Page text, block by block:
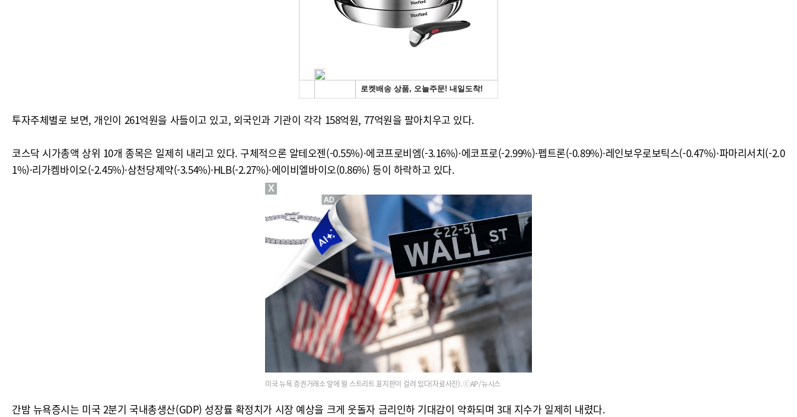
투자주체별로 보면, 개인이 261억원을 사들이고 있고, 외국인과 기관이 각각 158억원, 77억원을 팔아치우고 있다.
코스닥 시가총액 상위 10개 종목은 일제히 내리고 있다. 구체적으론 알테오젠(-0.55%)·에코프로비엠(-3.16%)·에코프로(-2.99%)·펩트론(-0.89%)·레인보우로보틱스(-0.47%)·파마리서치(-2.0
1%)·리가켐바이오(-2.45%)·삼천당제약(-3.54%)·HLB(-2.27%)·에이비엘바이오(0.86%) 등이 하락하고 있다.
미국 뉴욕 증권거래소 앞에 월 스트리트 표지판이 걸려 있다(자료사진). ⓒAP/뉴시스
간밤 뉴욕증시는 미국 2분기 국내총생산(GDP) 성장률 확정치가 시장 예상을 크게 웃돌자 금리인하 기대감이 약화되며 3대 지수가 일제히 내렸다.
X